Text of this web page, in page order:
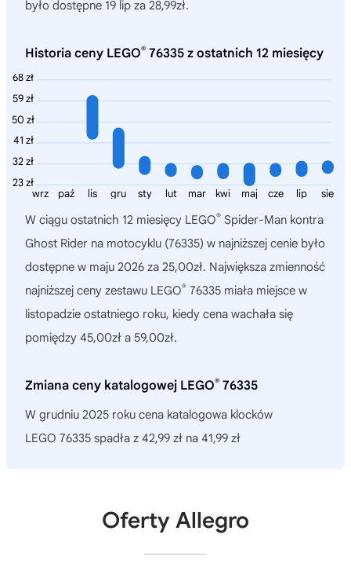
było dostępne 19 lip za 28,99zł.
Historia ceny LEGO® 76335 z ostatnich 12 miesięcy
68 zł
59 zł
50 zł
41 zł
32 zł
23 zł
sie
lip
cze
maj
kwi
mar
lut
sty
gru
lis
paź
wrz
W ciągu ostatnich 12 miesięcy LEGO® Spider-Man kontra
Ghost Rider na motocyklu (76335) w najniższej cenie było
dostępne w maju 2026 za 25,00zł. Największa zmienność
najniższej ceny zestawu LEGO® 76335 miała miejsce w
listopadzie ostatniego roku, kiedy cena wachała się
pomiędzy 45,00zł a 59,00zł.
Zmiana ceny katalogowej LEGO® 76335
W grudniu 2025 roku cena katalogowa klocków
LEGO 76335 spadła z 42,99 zł na 41,99 zł
Oferty Allegro